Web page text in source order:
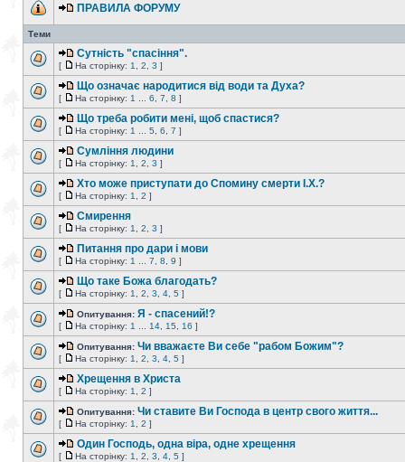
ПРАВИЛА ФОРУМУ
Теми
Сутність "спасіння".
[ На сторінку: 1 2 3 ]
Що означає народитися від води та Духа?
[ На сторінку: 1 6 7 8 ]
Що треба робити мені, щоб спастися?
[ На сторінку: 1 5 6 7 ]
Сумління людини
[ На сторінку: 1 2 3 ]
Хто може приступати до Спомину смерти І.Х.?
[ На сторінку: 1 2 ]
Смирення
[ На сторінку: 1 2 3 ]
Питання про дари і мови
[ На сторінку: 1 7 8 9 ]
Що таке Божа благодать?
[ На сторінку: 1 2 3 4 5 ]
Опитування: Я - спасений!?
[ На сторінку: 1 14 15 16 ]
Опитування: Чи вважаєте Ви себе "рабом Божим"?
[ На сторінку: 1 2 3 4 5 ]
Хрещення в Христа
[ На сторінку: 1 2 ]
Опитування: Чи ставите Ви Господа в центр свого життя...
[ На сторінку: 1 2 ]
Один Господь, одна віра, одне хрещення
[ На сторінку: 1 2 3 4 5 ]